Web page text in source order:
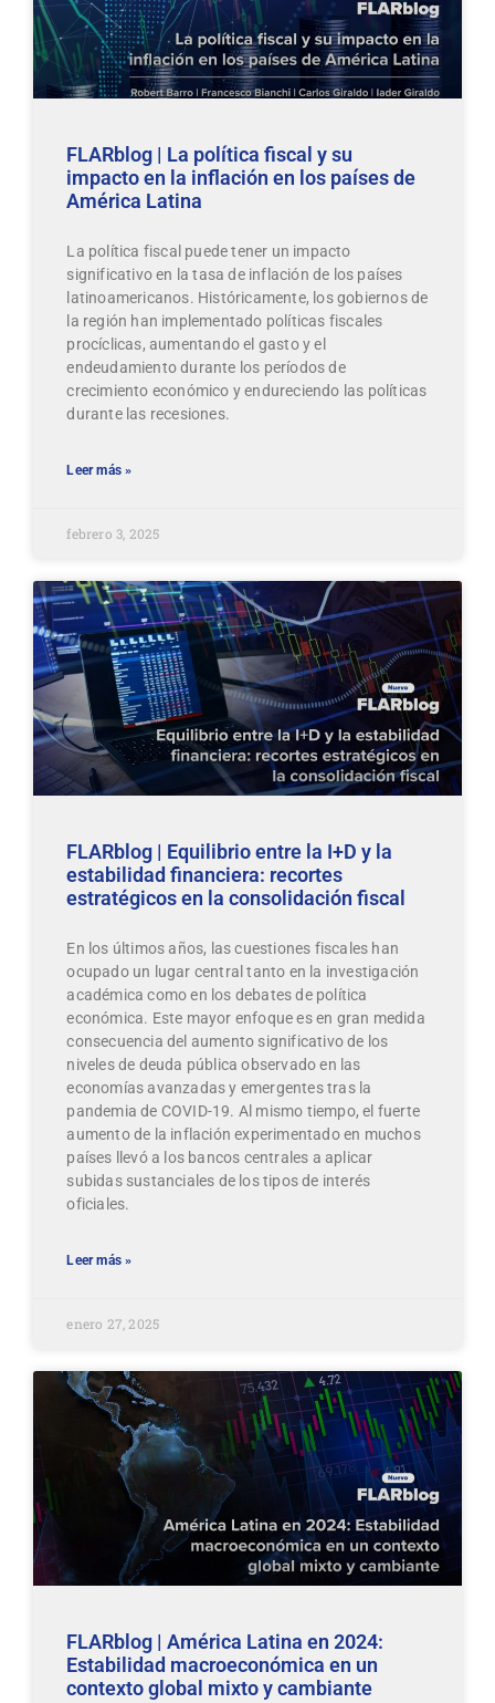
FLARblog | La política fiscal y su
impacto en la inflación en los países de
América Latina
La política fiscal puede tener un impacto
significativo en la tasa de inflación de los países
latinoamericanos. Históricamente, los gobiernos de
la región han implementado políticas fiscales
procíclicas, aumentando el gasto y el
endeudamiento durante los períodos de
crecimiento económico y endureciendo las políticas
durante las recesiones.
Leer más »
febrero 3, 2025
FLARblog | Equilibrio entre la I+D y la
estabilidad financiera: recortes
estratégicos en la consolidación fiscal
En los últimos años, las cuestiones fiscales han
ocupado un lugar central tanto en la investigación
académica como en los debates de política
económica. Este mayor enfoque es en gran medida
consecuencia del aumento significativo de los
niveles de deuda pública observado en las
economías avanzadas y emergentes tras la
pandemia de COVID-19. Al mismo tiempo, el fuerte
aumento de la inflación experimentado en muchos
países llevó a los bancos centrales a aplicar
subidas sustanciales de los tipos de interés
oficiales.
Leer más »
enero 27, 2025
FLARblog | América Latina en 2024:
Estabilidad macroeconómica en un
contexto global mixto y cambiante